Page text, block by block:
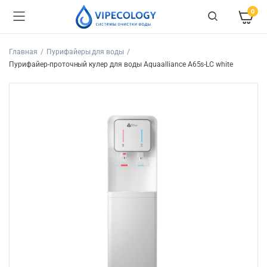
0
Главная
Пурифайеры для воды
Пурифайер-проточный кулер для воды Aquaalliance A65s-LC white